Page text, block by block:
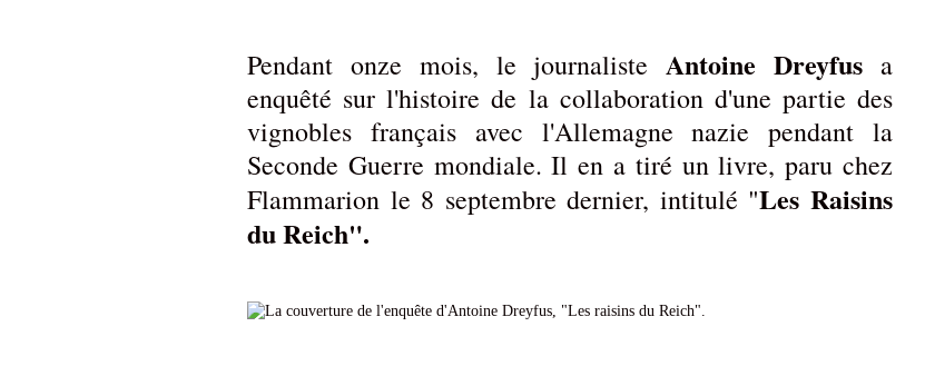
Pendant onze mois, le journalisteAntoine Dreyfus a
enquêté sur l'histoire de la collaboration d'une partie des
vignobles français avec l'Allemagne nazie pendant la
Seconde Guerre mondiale. Il en a tiré un livre, paru chez
Flammarion le 8 septembre dernier, intitulé "Les Raisins
du Reich".